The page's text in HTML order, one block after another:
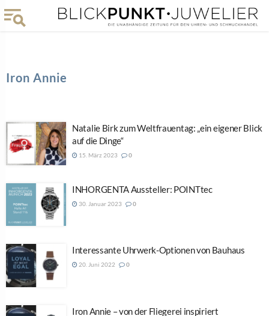
Iron Annie
Natalie Birk zum Weltfrauentag: „ein eigener Blick
auf die Dinge“
15. März 2023 0
INHORGENTA Aussteller: POINTtec
30. Januar 2023 0
Interessante Uhrwerk-Optionen von Bauhaus
20. Juni 2022 0
Iron Annie – von der Fliegerei inspiriert